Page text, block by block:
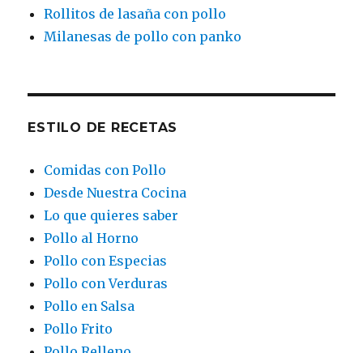
Rollitos de lasaña con pollo
Milanesas de pollo con panko
ESTILO DE RECETAS
Comidas con Pollo
Desde Nuestra Cocina
Lo que quieres saber
Pollo al Horno
Pollo con Especias
Pollo con Verduras
Pollo en Salsa
Pollo Frito